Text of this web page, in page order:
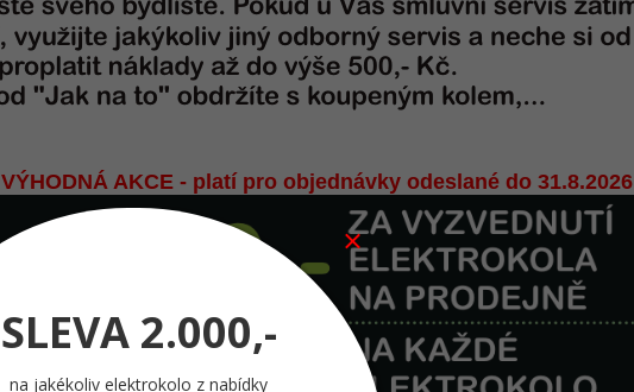
VÝHODNÁ AKCE - platí pro objednávky odeslané do 31.8.2026
SLEVA 2.000,-
na jakékoliv elektrokolo z nabídky